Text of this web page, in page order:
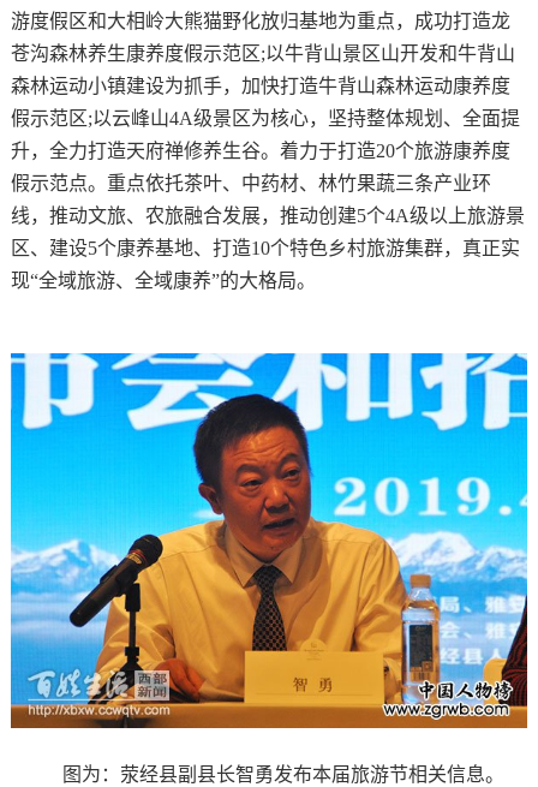
游度假区和大相岭大熊猫野化放归基地为重点，成功打造龙
苍沟森林养生康养度假示范区;以牛背山景区山开发和牛背山
森林运动小镇建设为抓手，加快打造牛背山森林运动康养度
假示范区;以云峰山4A级景区为核心，坚持整体规划、全面提
升，全力打造天府禅修养生谷。着力于打造20个旅游康养度
假示范点。重点依托茶叶、中药材、林竹果蔬三条产业环
线，推动文旅、农旅融合发展，推动创建5个4A级以上旅游景
区、建设5个康养基地、打造10个特色乡村旅游集群，真正实
现“全域旅游、全域康养”的大格局。
图为：荥经县副县长智勇发布本届旅游节相关信息。